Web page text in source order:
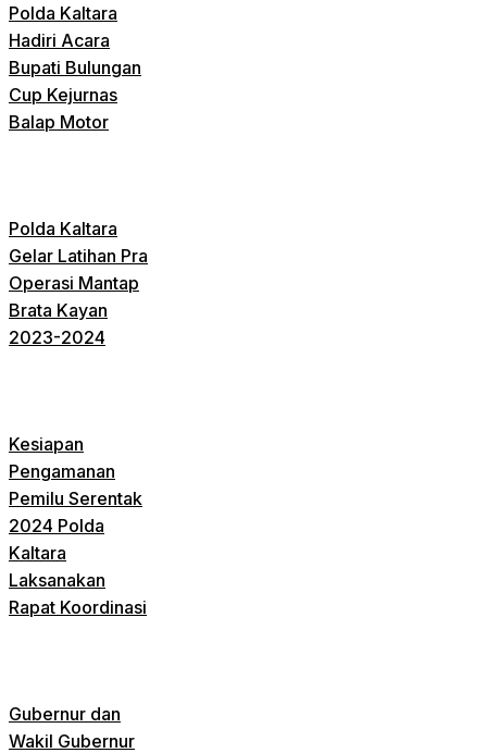
Polda Kaltara
Hadiri Acara
Bupati Bulungan
Cup Kejurnas
Balap Motor
Polda Kaltara
Gelar Latihan Pra
Operasi Mantap
Brata Kayan
2023-2024
Kesiapan
Pengamanan
Pemilu Serentak
2024 Polda
Kaltara
Laksanakan
Rapat Koordinasi
Gubernur dan
Wakil Gubernur